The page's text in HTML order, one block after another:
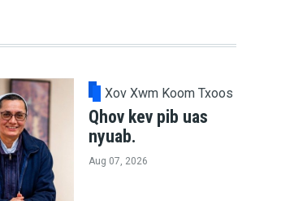
Xov Xwm Koom Txoos
Qhov kev pib uas
nyuab.
Aug 07, 2026